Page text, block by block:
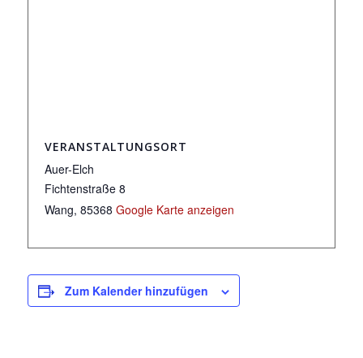
VERANSTALTUNGSORT
Auer-Elch
Fichtenstraße 8
Wang, 85368 Google Karte anzeigen
Zum Kalender hinzufügen